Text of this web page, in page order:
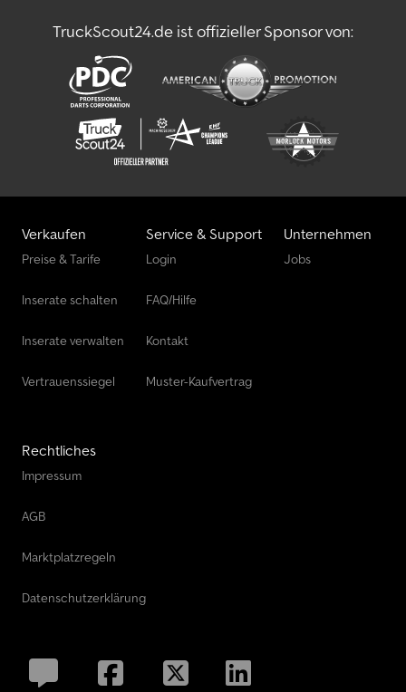
TruckScout24.de ist offizieller Sponsor von:
Verkaufen
Preise & Tarife
Inserate schalten
Inserate verwalten
Vertrauenssiegel
Service & Support
Login
FAQ/Hilfe
Kontakt
Muster-Kaufvertrag
Unternehmen
Jobs
Rechtliches
Impressum
AGB
Marktplatzregeln
Datenschutzerklärung